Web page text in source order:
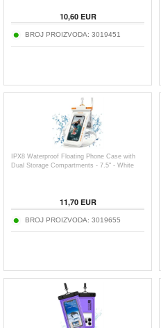
10,60EUR
BROJ PROIZVODA: 3019451
IPX8 Waterproof Floating Phone Case with
Dual Storage Compartments - 7.5" - White
11,70EUR
BROJ PROIZVODA: 3019655